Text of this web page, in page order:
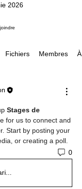
2026
Fichiers Membres
Stages de
for us to connect and
Start by posting your
or creating a poll.
0